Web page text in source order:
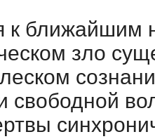
к
зло
свободной